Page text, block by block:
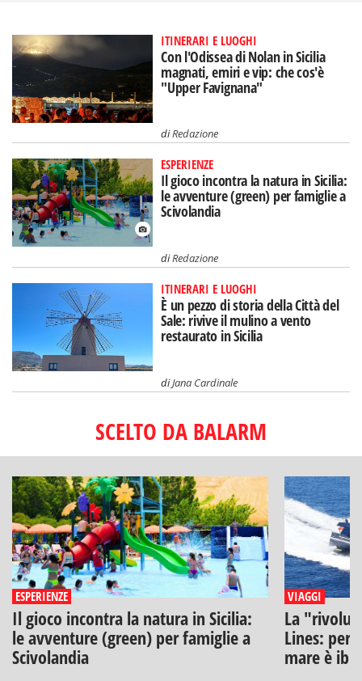
ITINERARI E LUOGHI
Con l'Odissea di Nolan in Sicilia
magnati, emiri e vip: che cos'è
"Upper Favignana"
diRedazione
ESPERIENZE
Il gioco incontra la natura in Sicilia:
le avventure (green) per famiglie a
Scivolandia
diRedazione
ITINERARI E LUOGHI
È un pezzo di storia della Città del
Sale: rivive il mulino a vento
restaurato in Sicilia
diJana Cardinale
SCELTO DA BALARM
ESPERIENZE
Il gioco incontra la natura in Sicilia:
le avventure (green) per famiglie a
Scivolandia
VIAGGI
La
Lines:
mare è